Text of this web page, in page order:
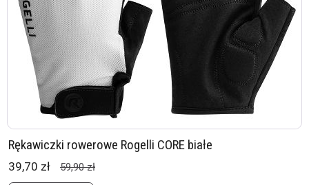
Rękawiczki rowerowe Rogelli CORE białe
39,70 zł 59,90 zł